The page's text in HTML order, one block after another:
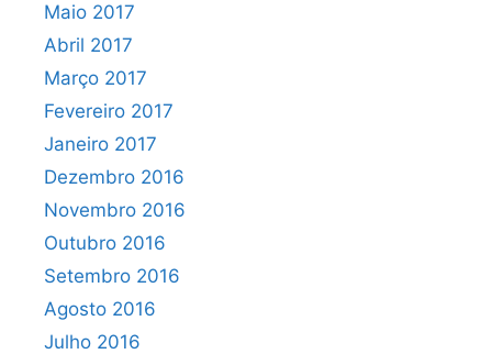
Maio 2017
Abril 2017
Março 2017
Fevereiro 2017
Janeiro 2017
Dezembro 2016
Novembro 2016
Outubro 2016
Setembro 2016
Agosto 2016
Julho 2016